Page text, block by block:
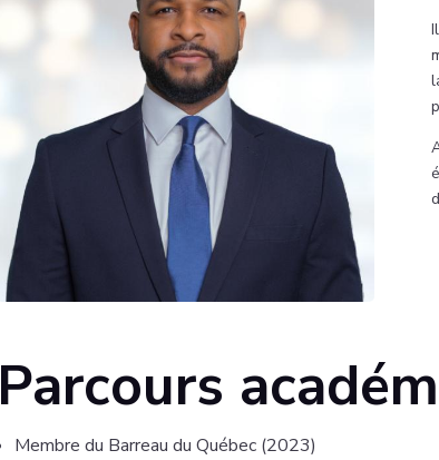
Parcours
Membre du Barreau du Québec (2023)